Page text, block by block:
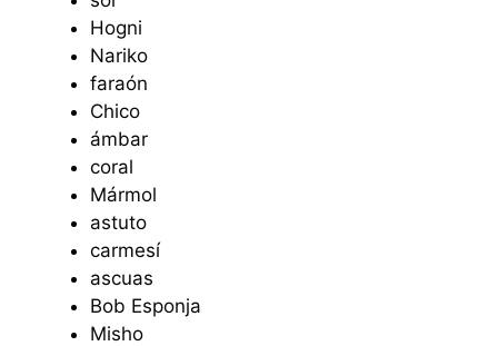
Hogni
Nariko
faraón
Chico
ámbar
coral
Mármol
astuto
carmesí
ascuas
Bob Esponja
Misho